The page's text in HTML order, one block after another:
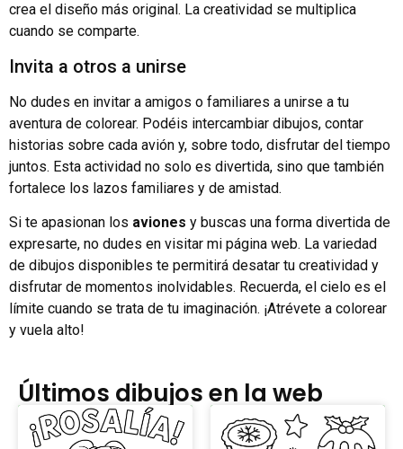
crea el diseño más original. La creatividad se multiplica
cuando se comparte.
Invita a otros a unirse
No dudes en invitar a amigos o familiares a unirse a tu
aventura de colorear. Podéis intercambiar dibujos, contar
historias sobre cada avión y, sobre todo, disfrutar del tiempo
juntos. Esta actividad no solo es divertida, sino que también
fortalece los lazos familiares y de amistad.
Si te apasionan los aviones y buscas una forma divertida de
expresarte, no dudes en visitar mi página web. La variedad
de dibujos disponibles te permitirá desatar tu creatividad y
disfrutar de momentos inolvidables. Recuerda, el cielo es el
límite cuando se trata de tu imaginación. ¡Atrévete a colorear
y vuela alto!
Últimos dibujos en la web